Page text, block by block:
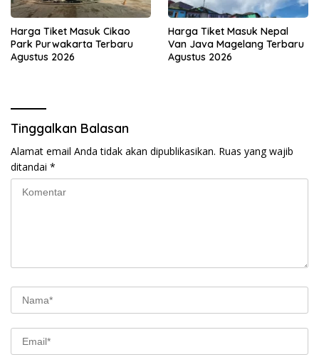
Harga Tiket Masuk Cikao
Park Purwakarta Terbaru
Agustus 2026
Harga Tiket Masuk Nepal
Van Java Magelang Terbaru
Agustus 2026
Tinggalkan Balasan
Alamat email Anda tidak akan dipublikasikan. Ruas yang wajib
ditandai *